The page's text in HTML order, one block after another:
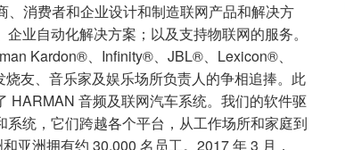
消费者和企业设计和制造联网产品和解决方
业自动化解决方案；以及支持物联网的服务。
Kardon®、Infinity®、JBL®、Lexicon®、
友、音乐家及娱乐场所负责人的争相追捧。此
HARMAN 音频及联网汽车系统。我们的软件驱
统，它们跨越各个平台，从工作场所和家庭到
亚洲拥有约 30,000 名员工。2017 年 3 月，